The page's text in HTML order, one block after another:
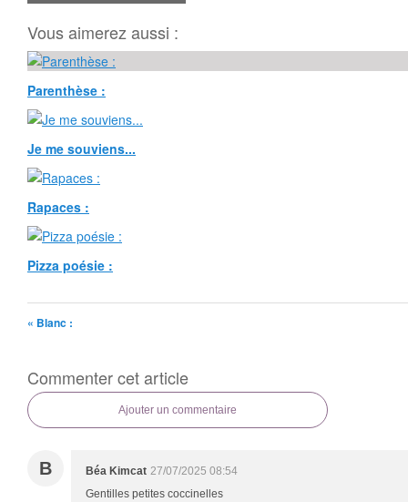
Vous aimerez aussi :
Parenthèse :
Je me souviens...
Rapaces :
Pizza poésie :
« Blanc :
Commenter cet article
Ajouter un commentaire
B Béa Kimcat 27/07/2025 08:54
Gentilles petites coccinelles